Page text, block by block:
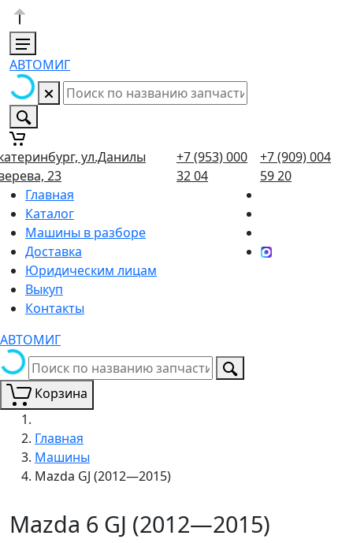
АВТОМИГ
ул.Данилы
23
+7 (953) 000
32 04
+7 (909) 004
59 20
Главная
Каталог
Машины в разборе
Доставка
Юридическим лицам
Выкуп
Контакты
АВТОМИГ
Корзина
Главная
Машины
Mazda GJ (2012—2015)
Mazda 6 GJ (2012—2015)